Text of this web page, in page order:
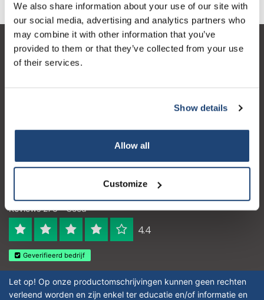
We also share information about your use of our site with
our social media, advertising and analytics partners who
may combine it with other information that you’ve
provided to them or that they’ve collected from your use
of their services.
Show details
Allow all
Customize
Klantenservice
Reviews 273 - Goed
4.4
Geverifieerd bedrijf
Let op! Op onze productomschrijvingen kunnen geen rechten
verleend worden en zijn enkel ter educatie en/of informatie en